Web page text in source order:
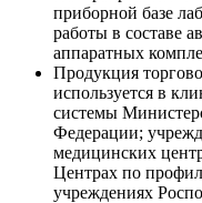
приборной базе
работы в составе
аппаратных
Продукция
используется в
системы
Федерации;
медицинских
Центрах по
учреждениях